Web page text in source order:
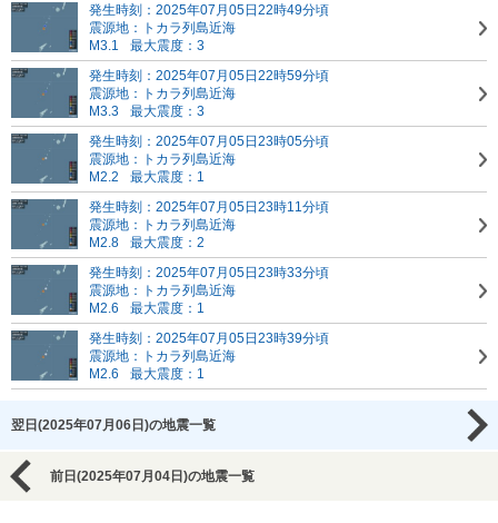
発生時刻：2025年07月05日22時49分頃
震源地：トカラ列島近海
M3.1
最大震度：3
発生時刻：2025年07月05日22時59分頃
震源地：トカラ列島近海
M3.3
最大震度：3
発生時刻：2025年07月05日23時05分頃
震源地：トカラ列島近海
M2.2
最大震度：1
発生時刻：2025年07月05日23時11分頃
震源地：トカラ列島近海
M2.8
最大震度：2
発生時刻：2025年07月05日23時33分頃
震源地：トカラ列島近海
M2.6
最大震度：1
発生時刻：2025年07月05日23時39分頃
震源地：トカラ列島近海
M2.6
最大震度：1
翌日(2025年07月06日)の地震一覧
前日(2025年07月04日)の地震一覧